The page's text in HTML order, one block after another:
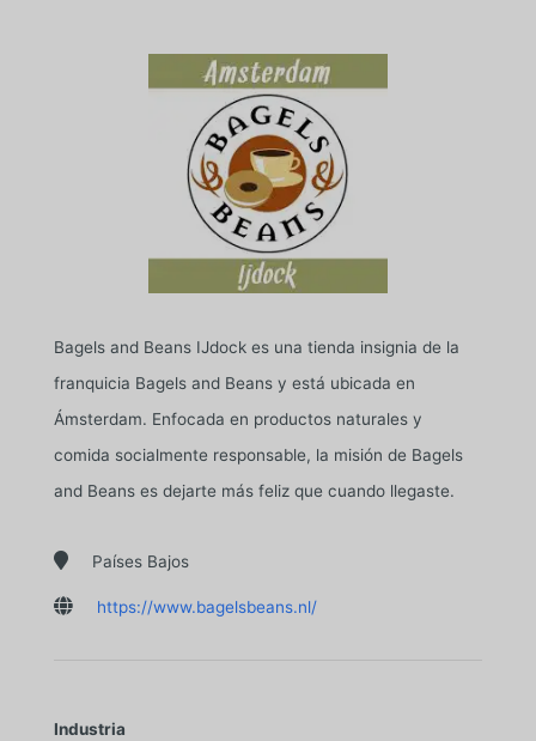
Bagels and Beans IJdock es una tienda insignia de la
franquicia Bagels and Beans y está ubicada en
Ámsterdam. Enfocada en productos naturales y
comida socialmente responsable, la misión de Bagels
and Beans es dejarte más feliz que cuando llegaste.
 Países Bajos
 https://www.bagelsbeans.nl/
Industria